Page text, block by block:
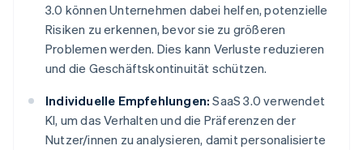
3.0 können Unternehmen dabei helfen, potenzielle
Risiken zu erkennen, bevor sie zu größeren
Problemen werden. Dies kann Verluste reduzieren
und die Geschäftskontinuität schützen.
Individuelle Empfehlungen: SaaS 3.0 verwendet
KI, um das Verhalten und die Präferenzen der
Nutzer/innen zu analysieren, damit personalisierte